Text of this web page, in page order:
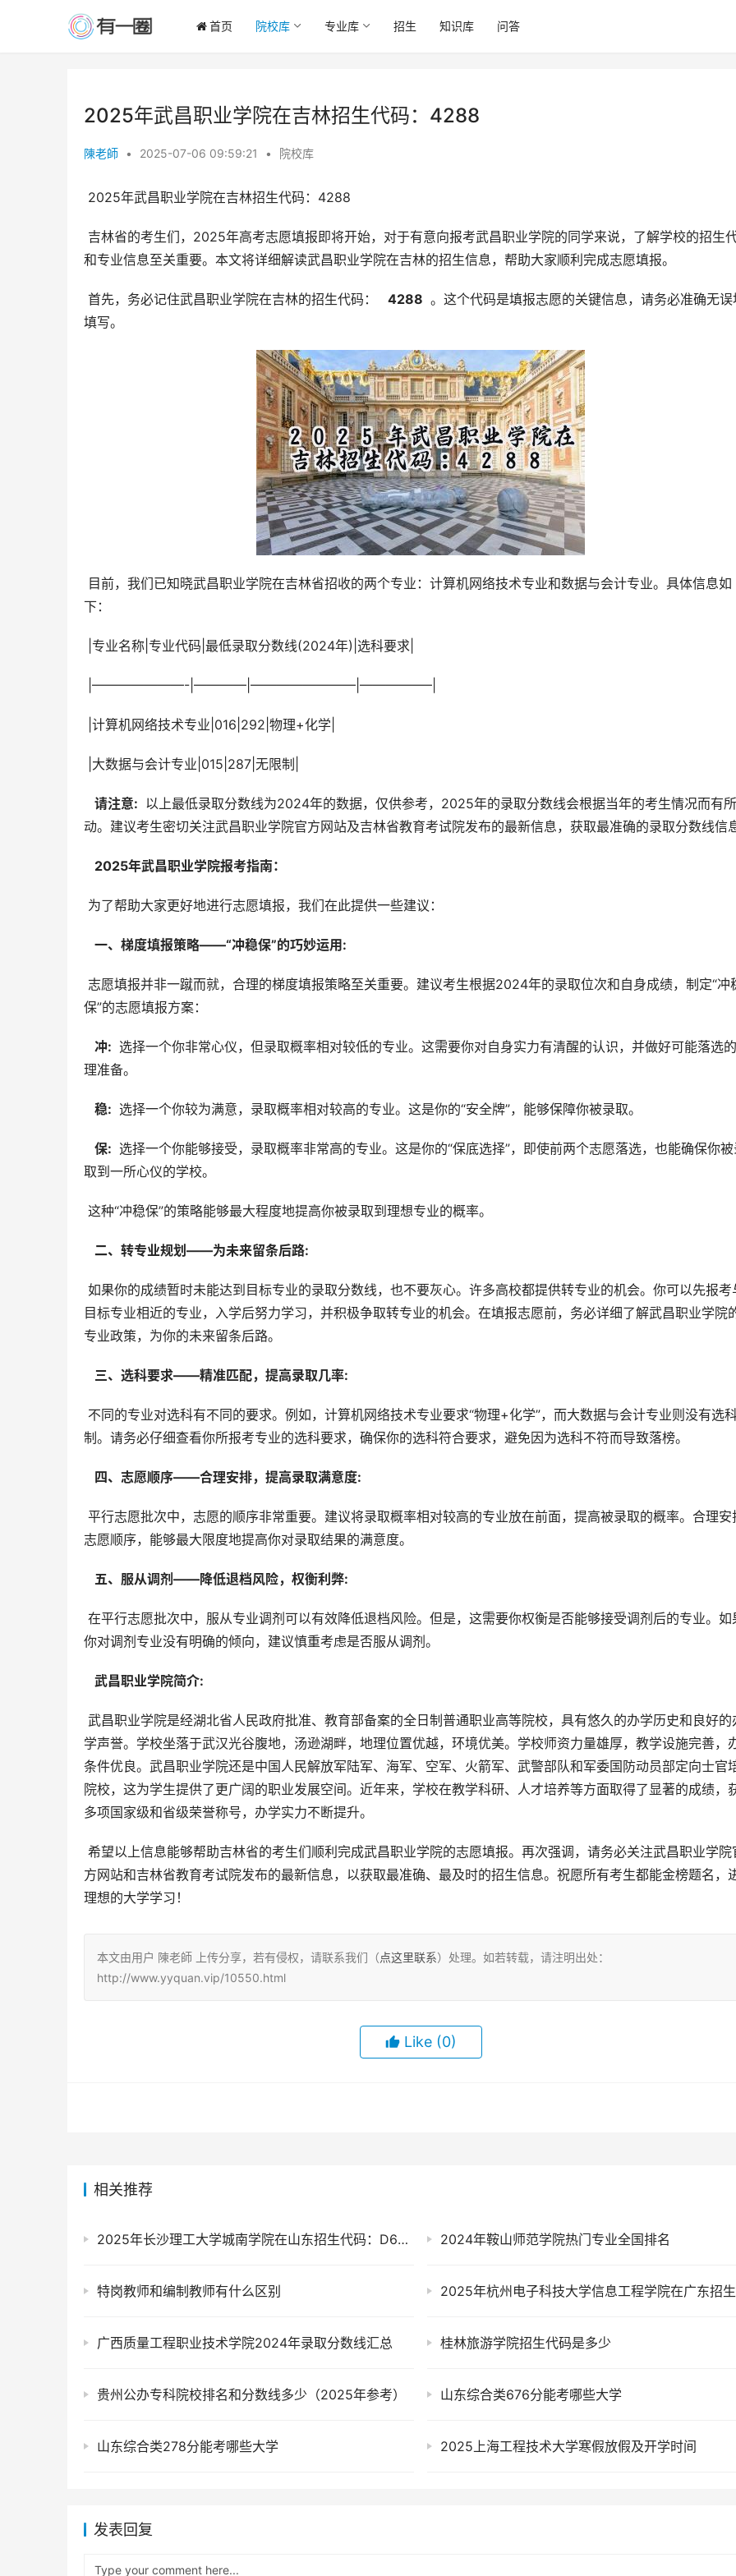
首页 院校库 专业库 招生 知识库 问答
2025年武昌职业学院在吉林招生代码：4288
陳老師 • 2025-07-06 09:59:21 • 院校库
2025年武昌职业学院在吉林招生代码：4288
和专业信息至关重要。本文将详细解读武昌职业学院在吉林的招生信息，帮助大家顺利完成志愿填报。
首先，务必记住武昌职业学院在吉林的招生代码：
  4288
。这个代码是填报志愿的关键信息，请务必准确无误
填写。
下：
|专业名称|专业代码|最低录取分数线(2024年)|选科要求|
|———————-|————|————————|—————–|
|计算机网络技术专业|016|292|物理+化学|
|大数据与会计专业|015|287|无限制|
  请注意:
以上最低录取分数线为2024年的数据，仅供参考，2025年的录取分数线会根据当年的考生情况而有
动。建议考生密切关注武昌职业学院官方网站及吉林省教育考试院发布的最新信息，获取最准确的录取分数线信
  2025年武昌职业学院报考指南：
为了帮助大家更好地进行志愿填报，我们在此提供一些建议：
  一、梯度填报策略——“冲稳保”的巧妙运用:
保”的志愿填报方案：
  冲:
选择一个你非常心仪，但录取概率相对较低的专业。这需要你对自身实力有清醒的认识，并做好可能落选
理准备。
  稳:
选择一个你较为满意，录取概率相对较高的专业。这是你的“安全牌”，能够保障你被录取。
  保:
选择一个你能够接受，录取概率非常高的专业。这是你的“保底选择”，即使前两个志愿落选，也能确保你
取到一所心仪的学校。
这种“冲稳保”的策略能够最大程度地提高你被录取到理想专业的概率。
  二、转专业规划——为未来留条后路:
目标专业相近的专业，入学后努力学习，并积极争取转专业的机会。在填报志愿前，务必详细了解武昌职业学院
专业政策，为你的未来留条后路。
  三、选科要求——精准匹配，提高录取几率:
制。请务必仔细查看你所报考专业的选科要求，确保你的选科符合要求，避免因为选科不符而导致落榜。
  四、志愿顺序——合理安排，提高录取满意度:
志愿顺序，能够最大限度地提高你对录取结果的满意度。
  五、服从调剂——降低退档风险，权衡利弊:
你对调剂专业没有明确的倾向，建议慎重考虑是否服从调剂。
  武昌职业学院简介:
学声誉。学校坐落于武汉光谷腹地，汤逊湖畔，地理位置优越，环境优美。学校师资力量雄厚，教学设施完善，
条件优良。武昌职业学院还是中国人民解放军陆军、海军、空军、火箭军、武警部队和军委国防动员部定向士官
院校，这为学生提供了更广阔的职业发展空间。近年来，学校在教学科研、人才培养等方面取得了显著的成绩，
多项国家级和省级荣誉称号，办学实力不断提升。
方网站和吉林省教育考试院发布的最新信息，以获取最准确、最及时的招生信息。祝愿所有考生都能金榜题名，
理想的大学学习！
本文由用户 陳老師 上传分享，若有侵权，请联系我们（点这里联系）处理。如若转载，请注明出处：
http://www.yyquan.vip/10550.html
Like (0)
相关推荐
2025年长沙理工大学城南学院在山东招生代码：D635 2024年鞍山师范学院热门专业全国排名
特岗教师和编制教师有什么区别
广西质量工程职业技术学院2024年录取分数线汇总 桂林旅游学院招生代码是多少
贵州公办专科院校排名和分数线多少（2025年参考） 山东综合类676分能考哪些大学
山东综合类278分能考哪些大学 2025上海工程技术大学寒假放假及开学时间
发表回复